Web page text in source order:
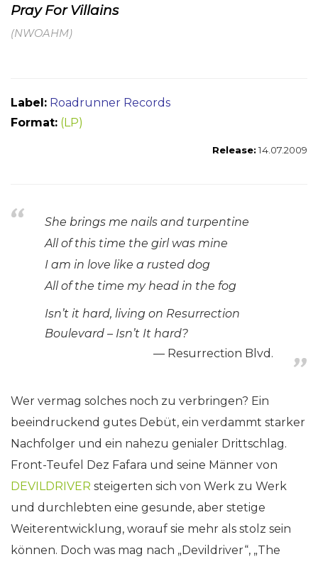
Pray For Villains
(NWOAHM)
Label: Roadrunner Records
Format: (LP)
Release:14.07.2009
She brings me nails and turpentine
All of this time the girl was mine
I am in love like a rusted dog
All of the time my head in the fog
Isn’t it hard, living on Resurrection
Boulevard – Isn’t It hard?
Resurrection Blvd.
Wer vermag solches noch zu verbringen? Ein
beeindruckend gutes Debüt, ein verdammt starker
Nachfolger und ein nahezu genialer Drittschlag.
Front-Teufel Dez Fafara und seine Männer von
DEVILDRIVER steigerten sich von Werk zu Werk
und durchlebten eine gesunde, aber stetige
Weiterentwicklung, worauf sie mehr als stolz sein
können. Doch was mag nach „Devildriver“, „The